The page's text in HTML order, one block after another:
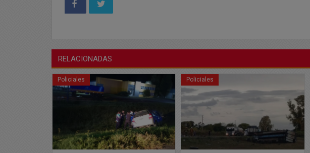
RELACIONADAS
Policiales Policiales